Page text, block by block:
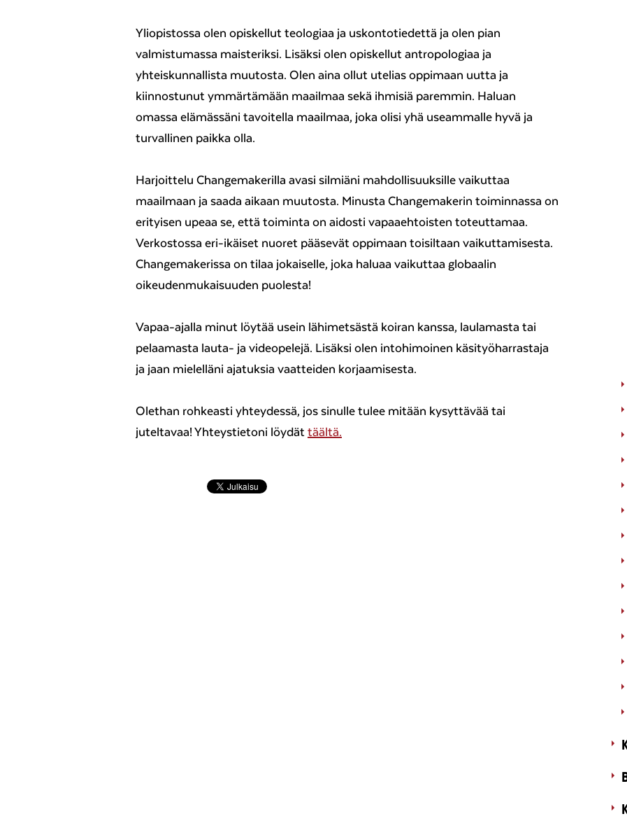
Yliopistossa olen opiskellut teologiaa ja uskontotiedettä ja olen pian
valmistumassa maisteriksi. Lisäksi olen opiskellut antropologiaa ja
yhteiskunnallista muutosta. Olen aina ollut utelias oppimaan uutta ja
kiinnostunut ymmärtämään maailmaa sekä ihmisiä paremmin. Haluan
omassa elämässäni tavoitella maailmaa, joka olisi yhä useammalle hyvä ja
turvallinen paikka olla.
Harjoittelu Changemakerilla avasi silmiäni mahdollisuuksille vaikuttaa
maailmaan ja saada aikaan muutosta. Minusta Changemakerin toiminnassa on
erityisen upeaa se, että toiminta on aidosti vapaaehtoisten toteuttamaa.
Verkostossa eri-ikäiset nuoret pääsevät oppimaan toisiltaan vaikuttamisesta.
Changemakerissa on tilaa jokaiselle, joka haluaa vaikuttaa globaalin
oikeudenmukaisuuden puolesta!
Vapaa-ajalla minut löytää usein lähimetsästä koiran kanssa, laulamasta tai
pelaamasta lauta- ja videopelejä. Lisäksi olen intohimoinen käsityöharrastaja
ja jaan mielelläni ajatuksia vaatteiden korjaamisesta.
Olethan rohkeasti yhteydessä, jos sinulle tulee mitään kysyttävää tai
juteltavaa! Yhteystietoni löydät täältä.